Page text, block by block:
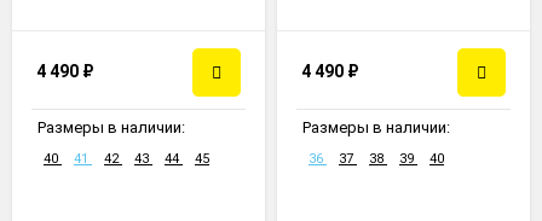
4 490 ₽
Размеры в наличии:
40 41 42 43 44 45
4 490 ₽
Размеры в наличии:
36 37 38 39 40